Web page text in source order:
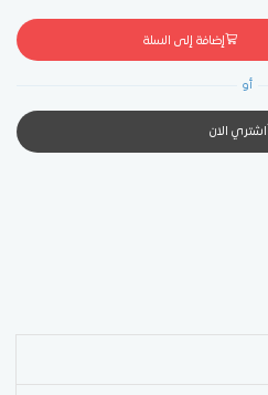
إضافة إلى السلة
أو
اشتري الان